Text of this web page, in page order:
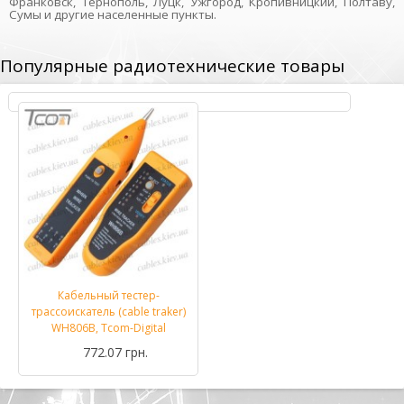
Сумы и другие населенные пункты.
Популярные радиотехнические товары
Кабельный тестер-
трассоискатель (cable traker)
WH806B, Tcom-Digital
772.07 грн.